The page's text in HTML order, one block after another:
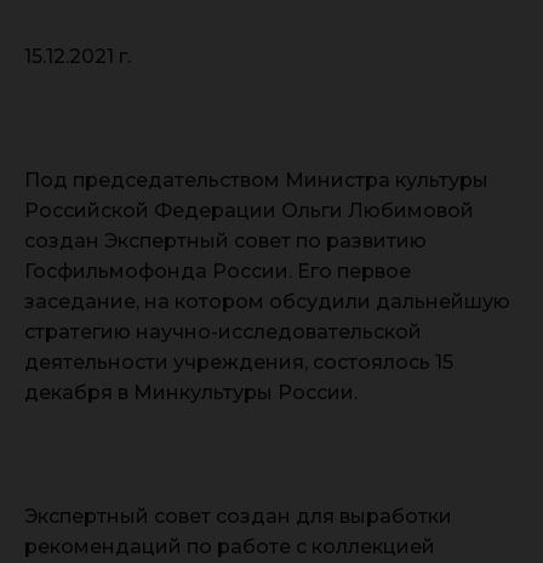
15.12.2021 г.
Под председательством Министра культуры
Российской Федерации Ольги Любимовой
создан Экспертный совет по развитию
Госфильмофонда России. Его первое
заседание, на котором обсудили дальнейшую
стратегию научно-исследовательской
деятельности учреждения, состоялось 15
декабря в Минкультуры России.
Экспертный совет создан для выработки
рекомендаций по работе с коллекцией